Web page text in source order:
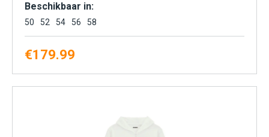
Beschikbaar in:
50 52 54 56 58
€179.99